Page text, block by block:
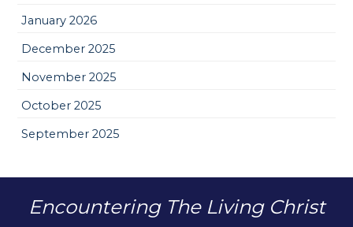
January 2026
December 2025
November 2025
October 2025
September 2025
Encountering The Living Christ